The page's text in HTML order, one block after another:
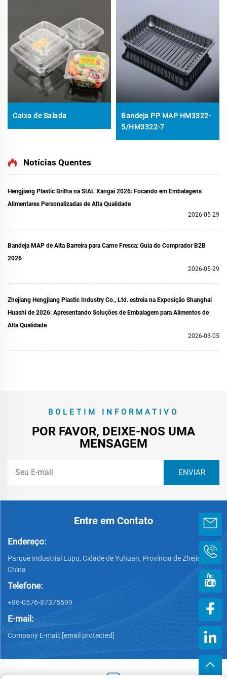
Caixa de Salada
Bandeja PP MAP HM3322-
5/HM3322-7
Notícias Quentes
Hengjiang Plastic Brilha na SIAL Xangai 2026: Focando em Embalagens
Alimentares Personalizadas de Alta Qualidade
2026-05-29
Bandeja MAP de Alta Barreira para Carne Fresca: Guia do Comprador B2B
2026
2026-05-29
Zhejiang Hengjiang Plastic Industry Co., Ltd. estreia na Exposição Shanghai
Huashi de 2026: Apresentando Soluções de Embalagem para Alimentos de
Alta Qualidade
2026-03-05
BOLETIM INFORMATIVO
POR FAVOR, DEIXE-NOS UMA
MENSAGEM
Entre em Contato
Endereço:
Parque Industrial Lupu, Cidade de Yuhuan, Província de Zhejiang,
China
Telefone:
+86-0576-87375599
E-mail:
Company E-mail: [email protected]